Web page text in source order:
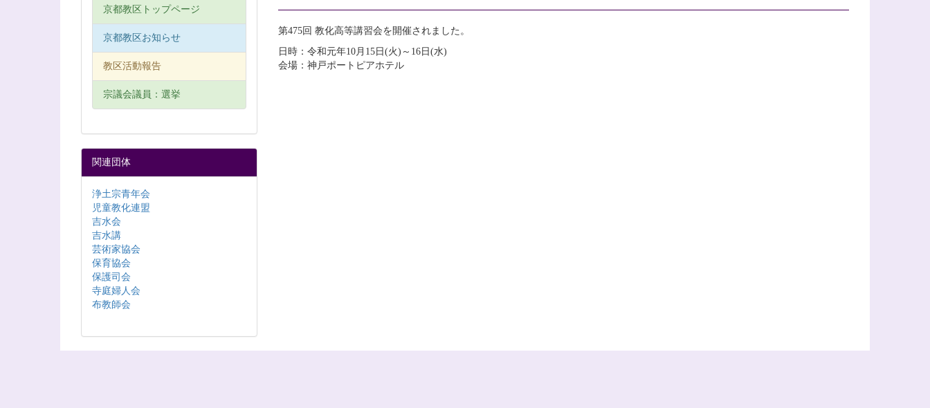
第475回 教化高等講習会を開催されました。
日時：令和元年10月15日(火)～16日(水)
会場：神戸ポートピアホテル
京都教区トップページ
京都教区お知らせ
教区活動報告
宗議会議員：選挙
関連団体
浄土宗青年会
児童教化連盟
吉水会
吉水講
芸術家協会
保育協会
保護司会
寺庭婦人会
布教師会